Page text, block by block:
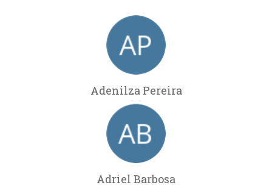
Adenilza Pereira
Adriel Barbosa